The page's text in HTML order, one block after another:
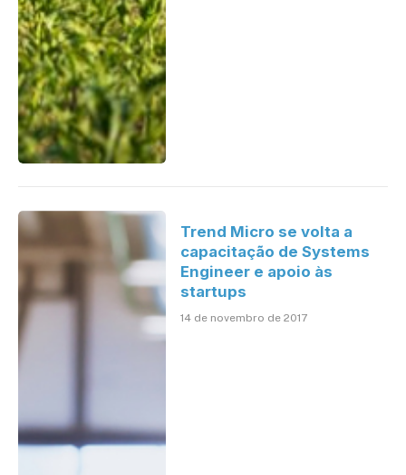
Trend Micro se volta a
capacitação de Systems
Engineer e apoio às
startups
14 de novembro de 2017